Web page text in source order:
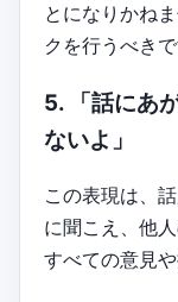
とになりかね
クを行うべきで
5. 「話にあ
ないよ」
この表現は、
に聞こえ、他
すべての意見